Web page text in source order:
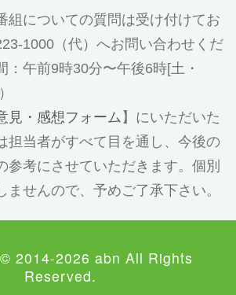
組についての質問は受け付けてお
1000（代）へお問い合わせくだ
：午前9時30分〜午後6時[土・
見・感想フォーム 】にいただいた
担当者がすべて目を通し、今後の
参考にさせていただきます。個別
ませんので、予めご了承下さい。
2014-2026 abn All Rights
Reserved.